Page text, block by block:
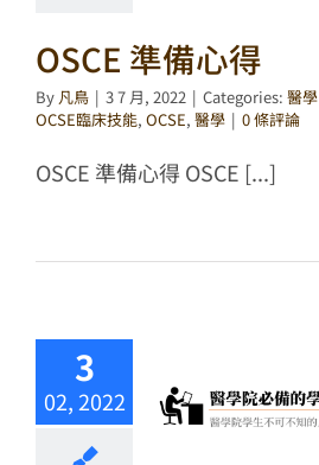
OSCE 準備心得
By 凡鳥 | 3 7 月, 2022 | Categories: 醫學
OCSE臨床技能, OCSE, 醫學 | 0 條評論
OSCE 準備心得 OSCE [...]
3
02, 2022